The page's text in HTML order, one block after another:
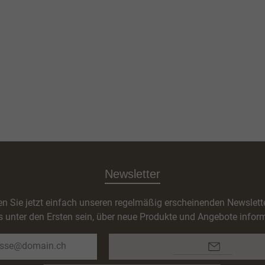
Newsletter
Sie jetzt einfach unseren regelmäßig erscheinenden
unter den Ersten sein, über neue Produkte und Angebote
Mail-
Adresse*